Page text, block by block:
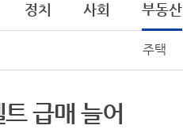
정치 사회 부동산
주택
급매 늘어